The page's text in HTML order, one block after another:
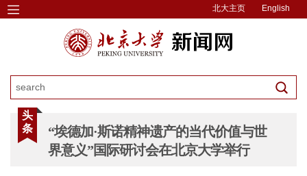
北大主页 English
头
条
“埃德加·斯诺精神遗产的当代价值与世
界意义”国际研讨会在北京大学举行